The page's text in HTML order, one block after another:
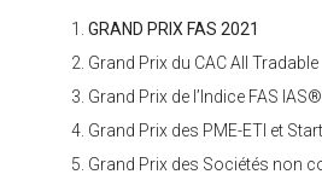
GRAND PRIX FAS 2021
Grand Prix du CAC All Tradable
Grand Prix de l’Indice FAS IAS®
Grand Prix des PME-ETI et
Grand Prix des Sociétés non